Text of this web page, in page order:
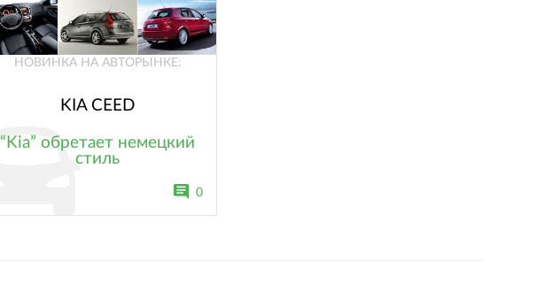
НОВИНКА НА АВТОРЫНКЕ:
KIA CEED
“Kia” обретает немецкий
стиль
0